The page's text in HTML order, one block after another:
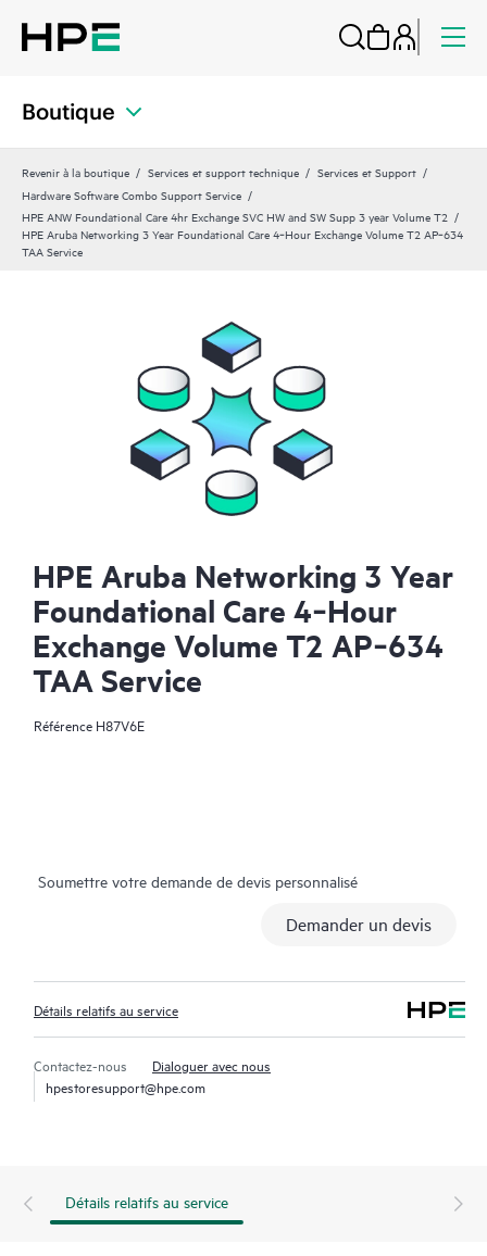
Boutique
Revenir à la boutique Services et support technique
Services et Support
Hardware Software Combo Support Service
HPE ANW Foundational Care 4hr Exchange SVC HW and SW Supp 3 year Volume T2
HPE Aruba Networking 3 Year Foundational Care 4‑Hour Exchange Volume T2 AP‑634
TAA Service
HPE Aruba Networking 3 Year
Foundational Care 4‑Hour
Exchange Volume T2 AP‑634
TAA Service
Référence H87V6E
Soumettre votre demande de devis personnalisé
Demander un devis
Détails relatifs au service
Contactez-nous
Dialoguer avec nous
hpestoresupport@hpe.com
Détails relatifs au service